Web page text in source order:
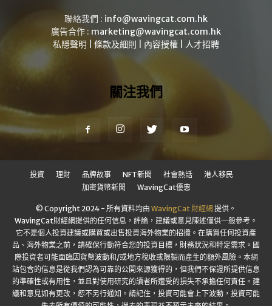
聯絡我們 : info@wavingcat.com.hk
廣告合作 : marketing@wavingcat.com.hk
私隱聲明
條款及細則 內容授權 人才招聘
關注我們
投資 理財 品牌故事 NFT新聞 社會熱話
港人移民
加密貨幣新聞
WavingCat優惠
© Copyright 2024 - 所有資料均由 WavingCat 財經網提供。
WavingCat財經網提供的任何信息，評論，建議或意見陳述僅供一般參考。
它不是個人投資建議或購買或出售投資海外物業的招攬。在購買任何投資產
品、海外物業之前，請確保行動符合您的投資目標，財務狀況和特定需求。國
際投資者可能面臨因貨幣波動和/或地方稅收或限製而產生的額外風險。本網
站包含的信息是從我們認為可靠的公開來源獲得的，但我們不保證所提供信息
的準確性或有用性，並且對使用研究的讀者所遭受的損失不承擔任何責任。建
議和意見如有更改，恕不另行通知。請記住，投資可能會上下波動，投資可能